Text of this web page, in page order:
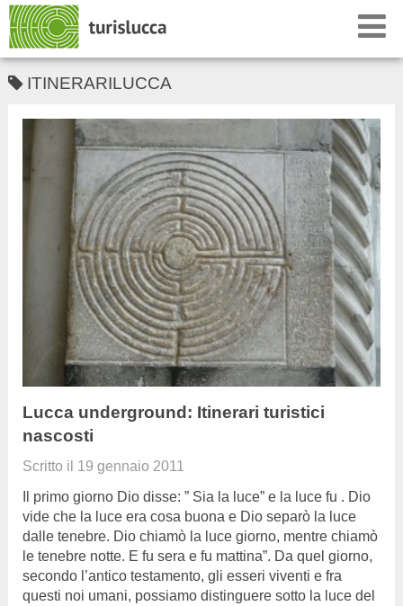
ITINERARILUCCA
Lucca underground: Itinerari turistici
nascosti
Scritto il 19 gennaio 2011
Il primo giorno Dio disse: ” Sia la luce” e la luce fu . Dio
vide che la luce era cosa buona e Dio separò la luce
dalle tenebre. Dio chiamò la luce giorno, mentre chiamò
le tenebre notte. E fu sera e fu mattina”. Da quel giorno,
secondo l’antico testamento, gli esseri viventi e fra
questi noi umani, possiamo distinguere sotto la luce del